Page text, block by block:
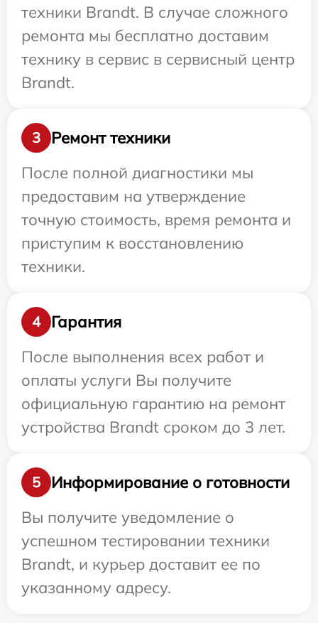
техники Brandt. В случае сложного
ремонта мы бесплатно доставим
технику в сервис в сервисный центр
Brandt.
3
Ремонт техники
После полной диагностики мы
предоставим на утверждение
точную стоимость, время ремонта и
приступим к восстановлению
техники.
4
Гарантия
После выполнения всех работ и
оплаты услуги Вы получите
официальную гарантию на ремонт
устройства Brandt сроком до 3 лет.
5
Информирование о готовности
Вы получите уведомление о
успешном тестировании техники
Brandt, и курьер доставит ее по
указанному адресу.